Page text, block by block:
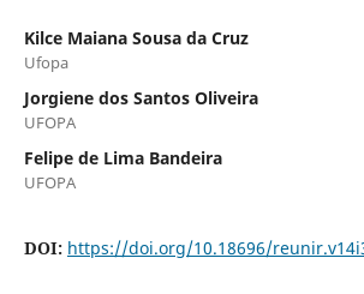
Kilce Maiana Sousa da Cruz
Ufopa
Jorgiene dos Santos Oliveira
UFOPA
Felipe de Lima Bandeira
UFOPA
DOI: https://doi.org/10.18696/